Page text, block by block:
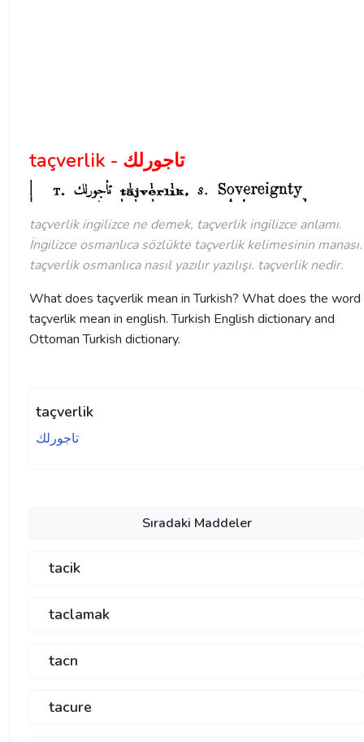
taçverlik - تاجورلك
taçverlik ingilizce ne demek, taçverlik ingilizce anlamı.
İngilizce osmanlıca sözlükte taçverlik kelimesinin manası.
taçverlik osmanlıca nasıl yazılır yazılışı. taçverlik nedir.
What does taçverlik mean in Turkish? What does the word
taçverlik mean in english. Turkish English dictionary and
Ottoman Turkish dictionary.
taçverlik
تاجورلك
Sıradaki Maddeler
tacik
taclamak
tacn
tacure